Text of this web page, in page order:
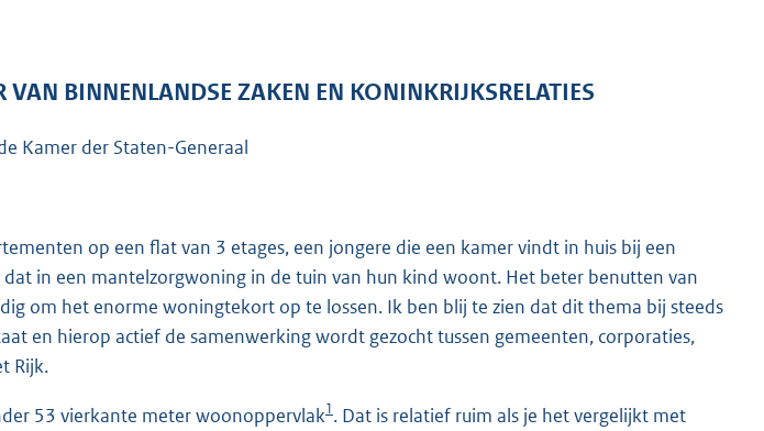
r
o
:
7
2
K
VAN BINNENLANDSE ZAKEN EN KONINKRIJKSRELATIES
Kamer der Staten-Generaal
op een flat van 3 etages, een jongere die een kamer vindt in huis bij een
in een mantelzorgwoning in de tuin van hun kind woont. Het beter benutten van
om het enorme woningtekort op te lossen. Ik ben blij te zien dat dit thema bij steeds
en hierop actief de samenwerking wordt gezocht tussen gemeenten, corporaties,
Rijk.
53 vierkante meter woonoppervlak1. Dat is relatief ruim als je het vergelijkt met